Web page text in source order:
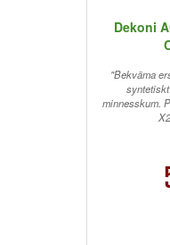
Dekoni
"Bekväma
minnesskum.